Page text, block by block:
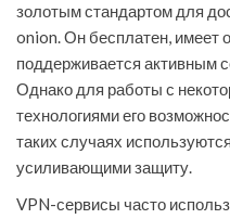
золотым стандартом для
onion. Он бесплатен, имеет
поддерживается активным
Однако для работы с
технологиями его
таких случаях
усиливающими защиту.
VPN-сервисы часто